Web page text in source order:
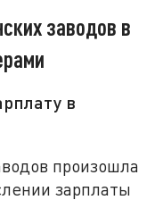
заводов в
в
произошла
зарплаты